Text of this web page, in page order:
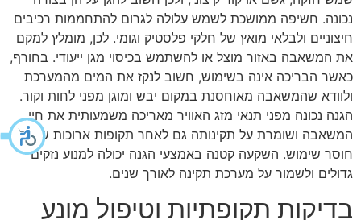
נכונה. חשיפה ממושכת לשמש עלולה לגרום להתחממות רכיבים
חיצוניים ולבלאי מואץ של חלקי פלסטיק וגומי. לכן, מומלץ למקם
את המשאבה באזור מוצל או להשתמש בכיסוי מגן ייעודי. בחורף,
כאשר הבריכה אינה בשימוש, חשוב לנקז את המים מהמערכת
ולוודא שהמשאבה מאוחסנת במקום יבש ומוגן מפני לחות וקור.
הגנה נכונה מפני תנאי מזג האוויר מאריכה משמעותית את חיי
המשאבה ושומרת על תקינותה גם לאחר תקופות ארוכות של
חוסר שימוש. השקעה קטנה באמצעי הגנה יכולה למנוע נזקים
גדולים ולשמור על מערכת תקינה לאורך שנים.
בדיקות תקופתיות וטיפול מונע